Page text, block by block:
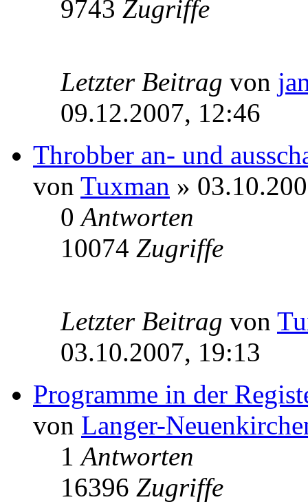
9743 Zugriffe
Letzter Beitrag von
09.12.2007, 12:46
Throbber an- und
von Tuxman »
0Antworten
10074 Zugriffe
Letzter Beitrag von
03.10.2007, 19:13
Programme in der
von Langer-
1Antworten
16396 Zugriffe